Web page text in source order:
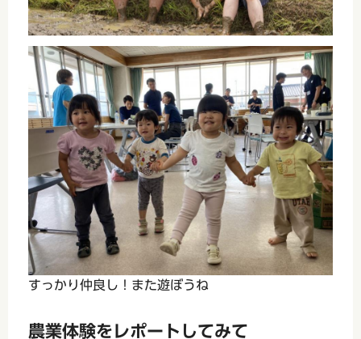
すっかり仲良し！また遊ぼうね
農業体験をレポートしてみて